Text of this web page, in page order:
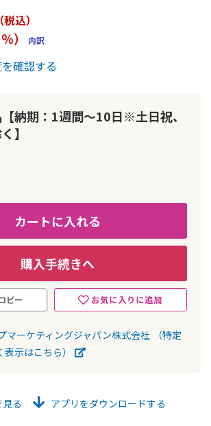
（税込）
） 内訳
確認する
納期：1週間～10日※土日祝、
】
カートに入れる
購入手続きへ
お気に入りに追加
ピー
マーケティングジャパン株式会社
（特定
示はこちら）
る アプリをダウンロードする